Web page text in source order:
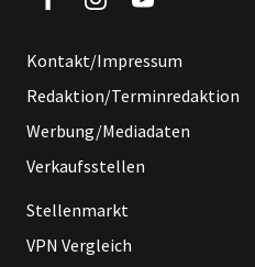
Kontakt/Impressum
Redaktion/Terminredaktion
Werbung/Mediadaten
Verkaufsstellen
Stellenmarkt
VPN Vergleich